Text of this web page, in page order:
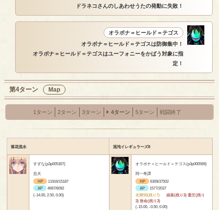
ドラネコさんのしあわせうたの発動に失敗！
オラボナ＝ヒールド＝テゴス
オラボナ＝ヒールド＝テゴスは防御集中！
オラボナ＝ヒールド＝テゴスはユーフォニーをかばう対象に指
定！
第4ターン Map
1ターン 2ターン 3ターン 4ターン 5ターン 戦闘終了
落花流水 混沌イレギュラーズ8
すずな(p3p005307)
忠犬
HP
11916/15187
AP
4697/6092
(-14.00, 2.50, 0.00)
オラボナ＝ヒールド＝テゴス(p3p000569)
同一奇譚
HP
6309/37502
AP
1577/2037
光輝50(残り7)
崩落(残り3) 重圧(残り
3) 致命(残り3)
(-15.00, -0.50, 0.00)